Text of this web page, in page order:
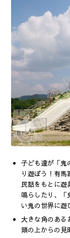
子ども達が「鬼
り遊ぼう！有
民話をもとに遊
鳴らしたり、「
い鬼の世界に遊
大きな角のある
頭の上からの見